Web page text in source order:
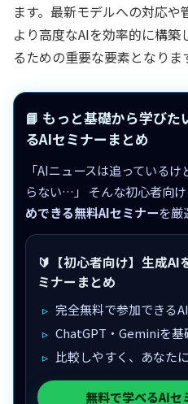
ます。最新モデルへの対応
より高度なAIを効率的に構
るための重要な要素となりま
📘 もっと基礎から学びた
るAIセミナーまとめ
「AIニュースは追っている
らない…」 そんな初心者向け
めできる無料AIセミナーを厳
🔰【初心者向け】生成AI
ミナーまとめ
完全無料で参加できる
ChatGPT・Geminiを基
比較しやすく、あなた
無料で学べるAIセ